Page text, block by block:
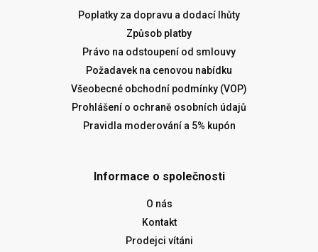
Poplatky za dopravu a dodací lhůty
Způsob platby
Právo na odstoupení od smlouvy
Požadavek na cenovou nabídku
Všeobecné obchodní podmínky (VOP)
Prohlášení o ochraně osobních údajů
Pravidla moderování a 5% kupón
Informace o společnosti
O nás
Kontakt
Prodejci vítáni